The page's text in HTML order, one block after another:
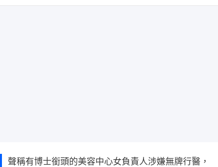
聲稱有博士銜頭的美容中心女負責人涉嫌無牌行醫，